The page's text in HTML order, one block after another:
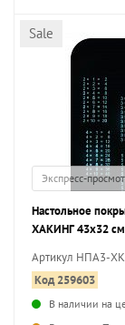
Sale
Экспресс-
Настольное
ХАКИНГ 43х32 см
Артикул НПА3-ХК
Код 259603
В наличии на